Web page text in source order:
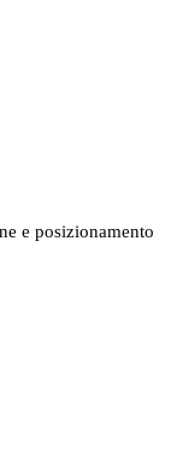
e posizionamento